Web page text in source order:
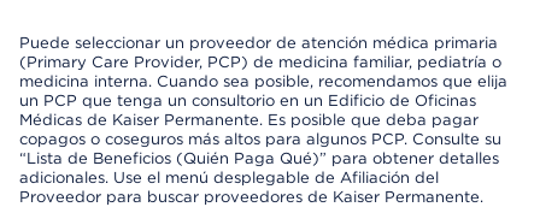
Puede seleccionar un proveedor de atención médica primaria
(Primary Care Provider, PCP) de medicina familiar, pediatría o
medicina interna. Cuando sea posible, recomendamos que elija
un PCP que tenga un consultorio en un Edificio de Oficinas
Médicas de Kaiser Permanente. Es posible que deba pagar
copagos o coseguros más altos para algunos PCP. Consulte su
“Lista de Beneficios (Quién Paga Qué)” para obtener detalles
adicionales. Use el menú desplegable de Afiliación del
Proveedor para buscar proveedores de Kaiser Permanente.